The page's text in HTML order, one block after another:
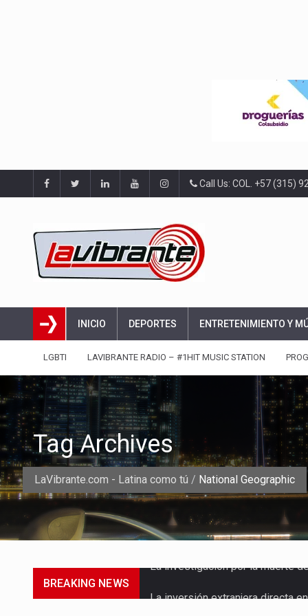
Call Us: COL. +57 (315)
INICIO DEPORTES ENTRETENIMIENTO Y
LGBTI LAVIBRANTE RADIO – #1HIT MUSIC STATION
LaVibrante.com - Latina como tú / National Geographic
Tag Archives
BREAKING NEWS